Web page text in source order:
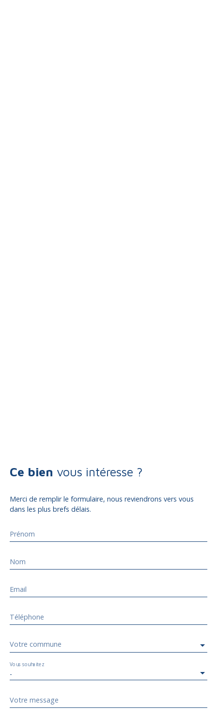
Ce bien vous intéresse ?
Merci de remplir le formulaire, nous reviendrons vers vous
dans les plus brefs délais.
Prénom
Nom
Email
Téléphone
Votre commune
-
Vous souhaitez
Votre message